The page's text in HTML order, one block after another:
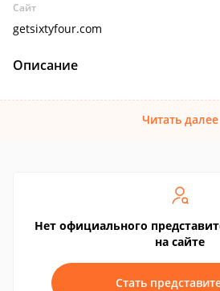
Сайт
getsixtyfour.com
Описание
Читать далее
Нет официального
на сайте
Стать